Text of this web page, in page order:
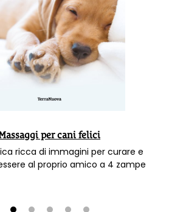
per cani felici
ricca di immagini per curare e
offrire benessere al proprio amico a 4 zampe